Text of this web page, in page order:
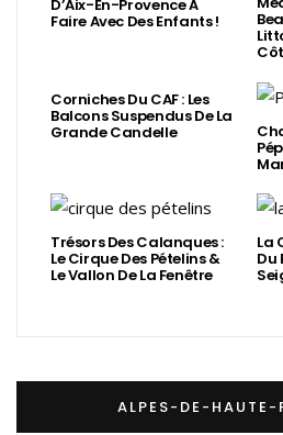
D’Aix-En-Provence À
Faire Avec Des Enfants !
Corniches Du CAF : Les
Balcons Suspendus De La
Grande Candelle
Trésors Des Calanques :
Le Cirque Des Pételins &
Le Vallon De La Fenêtre
La
Du
ALPES-DE-HAUTE-